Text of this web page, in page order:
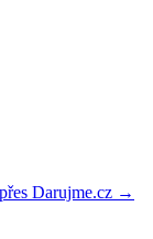
Darujme.cz →